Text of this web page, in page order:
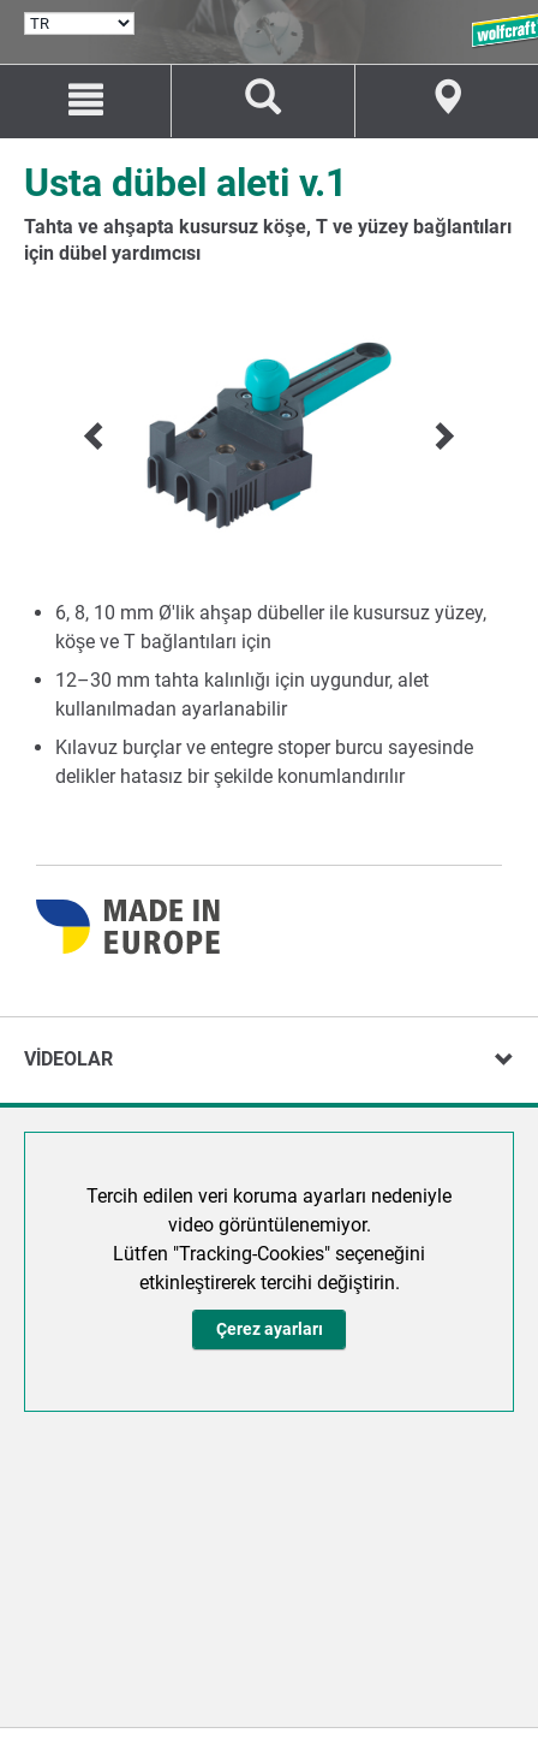
Navigasyona
Usta dübel aleti v.1
Tahta ve ahşapta kusursuz köşe, T ve yüzey bağlantıları
için dübel yardımcısı
6, 8, 10 mm Ø'lik ahşap dübeller ile kusursuz yüzey,
köşe ve T bağlantıları için
12–30 mm tahta kalınlığı için uygundur, alet
kullanılmadan ayarlanabilir
Kılavuz burçlar ve entegre stoper burcu sayesinde
delikler hatasız bir şekilde konumlandırılır
VIDEOLAR
Tercih edilen veri koruma ayarları nedeniyle
video görüntülenemiyor.
Lütfen "Tracking-Cookies" seçeneğini
etkinleştirerek tercihi değiştirin.
Çerez ayarları